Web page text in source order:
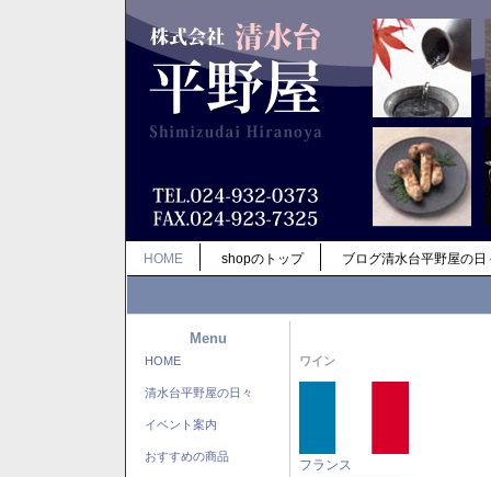
HOME shopのトップ ブログ清水台平野屋の日
Menu
HOME
清水台平野屋の日々
イベント案内
おすすめの商品
ワイン
フランス